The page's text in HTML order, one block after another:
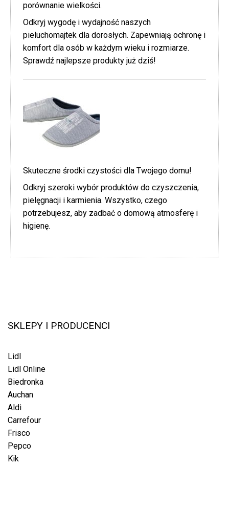
porównanie wielkości.
Odkryj wygodę i wydajność naszych
pieluchomajtek dla dorosłych. Zapewniają ochronę i
komfort dla osób w każdym wieku i rozmiarze.
Sprawdź najlepsze produkty już dziś!
Skuteczne środki czystości dla Twojego domu!
Odkryj szeroki wybór produktów do czyszczenia,
pielęgnacji i karmienia. Wszystko, czego
potrzebujesz, aby zadbać o domową atmosferę i
higienę.
SKLEPY I PRODUCENCI
Lidl
Lidl Online
Biedronka
Auchan
Aldi
Carrefour
Frisco
Pepco
Kik